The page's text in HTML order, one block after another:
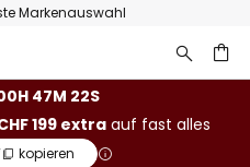
Markenauswahl
47M 21S
199 extra auf fast alles
kopieren